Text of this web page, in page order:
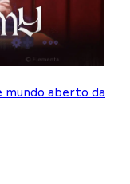
mundo aberto da